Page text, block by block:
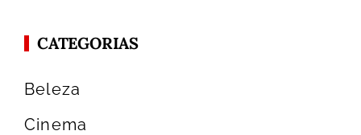
CATEGORIAS
Beleza
Cinema